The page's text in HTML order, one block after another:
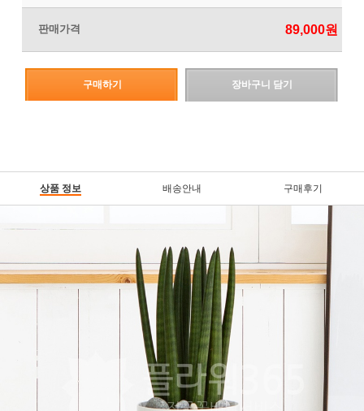
판매가격 89,000원
구매하기 장바구니 담기
상품 정보 배송안내 구매후기